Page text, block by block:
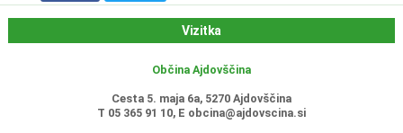
Vizitka
Občina Ajdovščina
Cesta 5. maja 6a, 5270 Ajdovščina
T 05 365 91 10, E obcina@ajdovscina.si